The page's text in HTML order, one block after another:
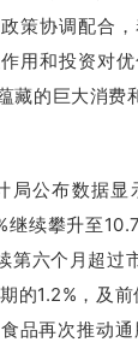
策协调配合
用和投资对
藏的巨大消费
局公布数据显
续攀升至
第六个月超过
的1.2%，及
品再次推动